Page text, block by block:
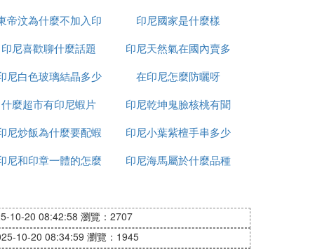
家商店，主要是賣一些當地的食品、生活
少人民幣
回事
帝汶為什麼不加入印
尼
印尼國家是什麼樣
印尼喜歡聊什麼話題
印尼天然氣在國內賣多
少錢
尼白色玻璃結晶多少
錢一平方
在印尼怎麼防曬呀
什麼超市有印尼蝦片
印尼乾坤鬼臉核桃有聞
怎麼處理
尼炒飯為什麼要配蝦
片
印尼小葉紫檀手串多少
錢
尼和印章一體的怎麼
印尼海馬屬於什麼品種
10-20 08:42:58 瀏覽：2707
10-20 08:34:59 瀏覽：1945